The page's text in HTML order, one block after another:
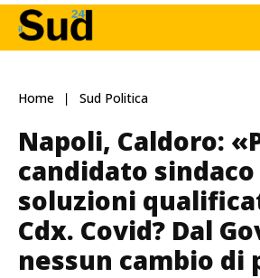
Home Sud Politica
Napoli, Caldoro:
candidato
soluzioni
Cdx. Covid? Dal
nessun cambio di